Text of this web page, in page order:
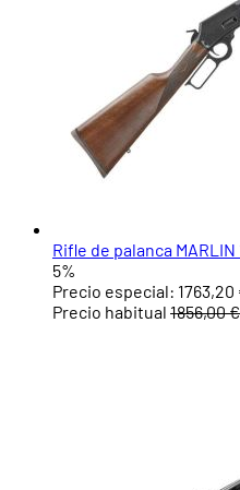
Rifle de palanca MARLIN
5%
Precio especial: 1763,20
Precio habitual 1856,00 €